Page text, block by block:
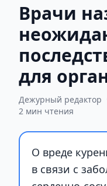
Врачи
для
Дежурный редактор
2 мин чтения
О вреде
в связи с